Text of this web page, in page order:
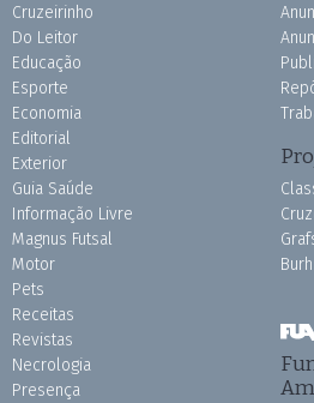
Cruzeirinho
Do Leitor
Educação
Esporte
Economia
Editorial
Exterior
Guia Saúde
Informação Livre
Magnus Futsal
Motor
Pets
Receitas
Revistas
Necrologia
Presença
Burh